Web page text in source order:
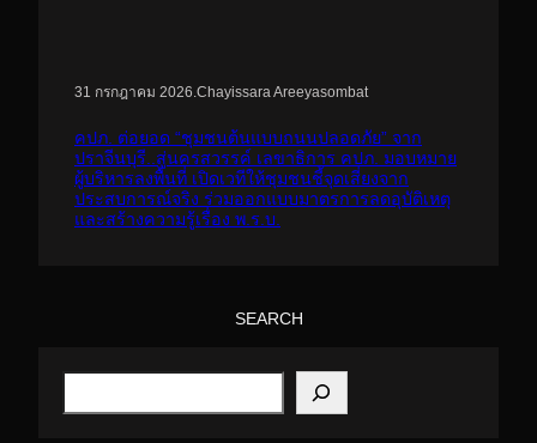
31 กรกฎาคม 2026.Chayissara Areeyasombat
คปภ. ต่อยอด “ชุมชนต้นแบบถนนปลอดภัย” จาก
ปราจีนบุรี..สู่นครสวรรค์ เลขาธิการ คปภ. มอบหมาย
ผู้บริหารลงพื้นที่ เปิดเวทีให้ชุมชนชี้จุดเสี่ยงจาก
ประสบการณ์จริง ร่วมออกแบบมาตรการลดอุบัติเหตุ
และสร้างความรู้เรื่อง พ.ร.บ.
SEARCH
S
a